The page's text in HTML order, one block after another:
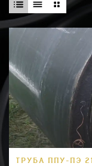
ТРУБА ППУ-ПЭ